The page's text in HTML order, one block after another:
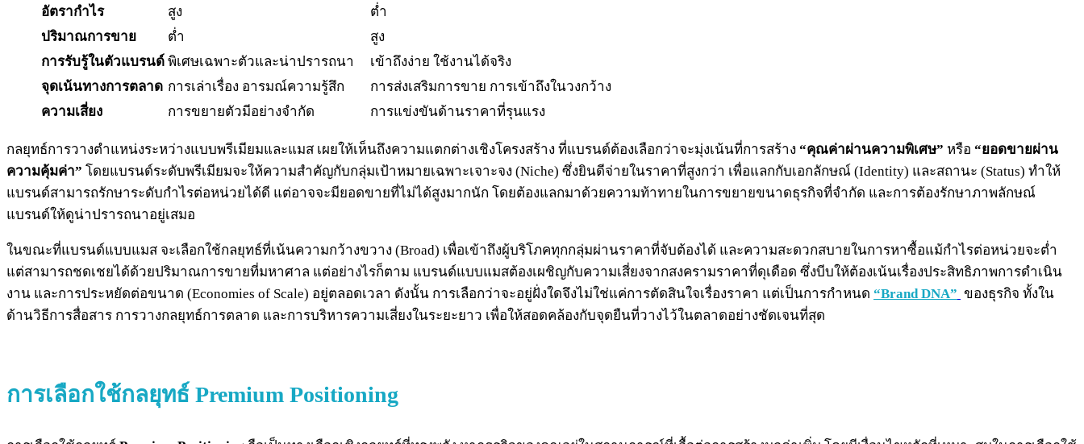
อัตรากำไร
สูง
ต่ำ
ปริมาณการขาย
ต่ำ
สูง
การรับรู้ในตัวแบรนด์ พิเศษเฉพาะตัวและน่าปรารถนา
เข้าถึงง่าย ใช้งานได้จริง
จุดเน้นทางการตลาด การเล่าเรื่อง อารมณ์ความรู้สึก
การส่งเสริมการขาย การเข้าถึงในวงกว้าง
ความเสี่ยง
การขยายตัวมีอย่างจำกัด การแข่งขันด้านราคาที่รุนแรง
กลยุทธ์การวางตำแหน่งระหว่างแบบพรีเมียมและแมส เผยให้เห็นถึงความแตกต่างเชิงโครงสร้าง ที่แบรนด์ต้องเลือกว่าจะมุ่งเน้นที่การสร้าง “คุณค่าผ่านความพิเศษ” หรือ “ยอดขายผ่าน
ความคุ้มค่า” โดยแบรนด์ระดับพรีเมียมจะให้ความสำคัญกับกลุ่มเป้าหมายเฉพาะเจาะจง (Niche) ซึ่งยินดีจ่ายในราคาที่สูงกว่า เพื่อแลกกับเอกลักษณ์ (Identity) และสถานะ (Status) ทำให้
แบรนด์สามารถรักษาระดับกำไรต่อหน่วยได้ดี แต่อาจจะมียอดขายที่ไม่ได้สูงมากนัก โดยต้องแลกมาด้วยความท้าทายในการขยายขนาดธุรกิจที่จำกัด และการต้องรักษาภาพลักษณ์
แบรนด์ให้ดูน่าปรารถนาอยู่เสมอ
ในขณะที่แบรนด์แบบแมส จะเลือกใช้กลยุทธ์ที่เน้นความกว้างขวาง (Broad) เพื่อเข้าถึงผู้บริโภคทุกกลุ่มผ่านราคาที่จับต้องได้ และความสะดวกสบายในการหาซื้อแม้กำไรต่อหน่วยจะต่ำ
แต่สามารถชดเชยได้ด้วยปริมาณการขายที่มหาศาล แต่อย่างไรก็ตาม แบรนด์แบบแมสต้องเผชิญกับความเสี่ยงจากสงครามราคาที่ดุเดือด ซึ่งบีบให้ต้องเน้นเรื่องประสิทธิภาพการดำเนิน
งาน และการประหยัดต่อขนาด (Economies of Scale) อยู่ตลอดเวลา ดังนั้น การเลือกว่าจะอยู่ฝั่งใดจึงไม่ใช่แค่การตัดสินใจเรื่องราคา แต่เป็นการกำหนด “Brand DNA” ของธุรกิจ ทั้งใน
ด้านวิธีการสื่อสาร การวางกลยุทธ์การตลาด และการบริหารความเสี่ยงในระยะยาว เพื่อให้สอดคล้องกับจุดยืนที่วางไว้ในตลาดอย่างชัดเจนที่สุด
การเลือกใช้กลยุทธ์ Premium Positioning